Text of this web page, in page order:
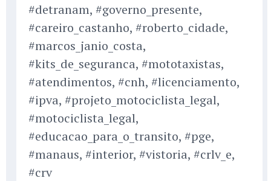
#detranam, #governo_presente,
#careiro_castanho, #roberto_cidade,
#marcos_janio_costa,
#kits_de_seguranca, #mototaxistas,
#atendimentos, #cnh, #licenciamento,
#ipva, #projeto_motociclista_legal,
#motociclista_legal,
#educacao_para_o_transito, #pge,
#manaus, #interior, #vistoria, #crlv_e,
#crv